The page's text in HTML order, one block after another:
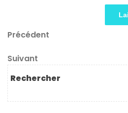
Navigation
de
l’article
Article
Précédent
Article
suivant
Suivant
Rechercher